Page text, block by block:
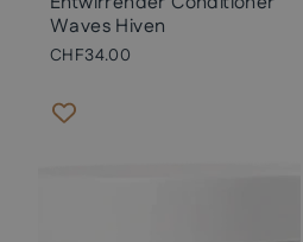
Waves Hiven
CHF34.00